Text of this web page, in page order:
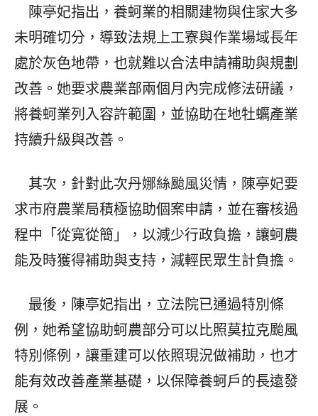
陳亭妃指出，養蚵業的相關建物與住家大多
未明確切分，導致法規上工寮與作業場域長年
處於灰色地帶，也就難以合法申請補助與規劃
改善。她要求農業部兩個月內完成修法研議，
將養蚵業列入容許範圍，並協助在地牡蠣產業
持續升級與改善。
其次，針對此次丹娜絲颱風災情，陳亭妃要
求市府農業局積極協助個案申請，並在審核過
程中「從寬從簡」，以減少行政負擔，讓蚵農
能及時獲得補助與支持，減輕民眾生計負擔。
最後，陳亭妃指出，立法院已通過特別條
例，她希望協助蚵農部分可以比照莫拉克颱風
特別條例，讓重建可以依照現況做補助，也才
能有效改善產業基礎，以保障養蚵戶的長遠發
展。